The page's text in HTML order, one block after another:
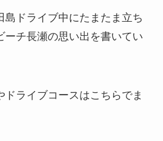
島ドライブ中にたまたま立ち
ーチ長瀬の思い出を書いてい
ドライブコースはこちらでま